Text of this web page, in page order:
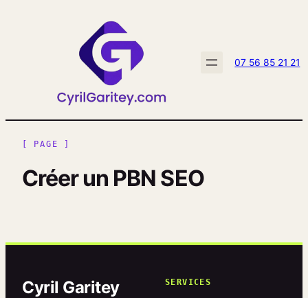
07 56 85 21 21
[ PAGE ]
Créer un PBN SEO
Cyril Garitey SERVICES